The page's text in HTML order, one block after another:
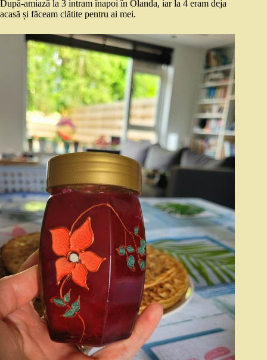
După-amiază la 3 intram înapoi în Olanda, iar la 4 eram deja
acasă și făceam clătite pentru ai mei.